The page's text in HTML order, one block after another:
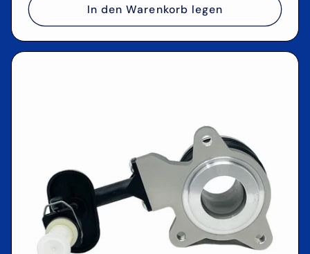
In den Warenkorb legen